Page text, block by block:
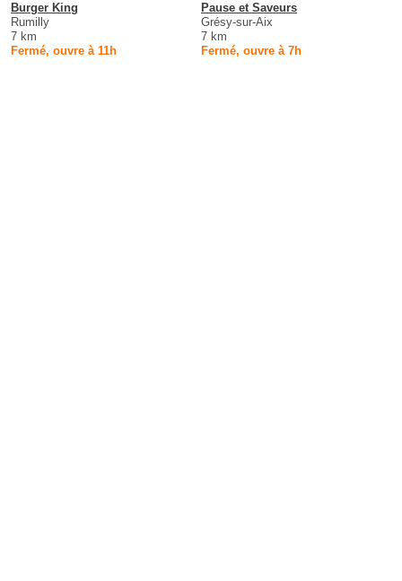
Burger King
Rumilly
7 km
Fermé, ouvre à 11h
Pause et Saveurs
Grésy-sur-Aix
7 km
Fermé, ouvre à 7h